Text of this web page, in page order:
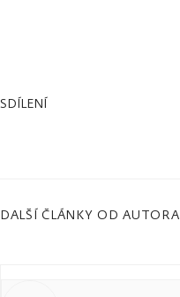
SDÍLENÍ
DALŠÍ ČLÁNKY OD AUTORA